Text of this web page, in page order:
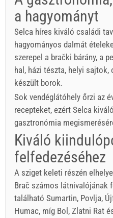
a hagyományt
Selca híres kiváló családi
hagyományos dalmát
szerepel a brački bárány, a
hal, házi tészta, helyi
készült borok.
Sok vendéglátóhely őrzi az
recepteket, ezért Selca
gasztronómia
Kiváló
felfedezéséhez
A sziget keleti részén
Brač számos látnivalójának
található Sumartin, Povlja,
Humac, míg Bol, Zlatni Rat